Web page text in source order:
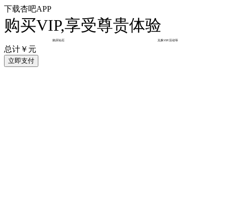
下载杏吧APP
购买VIP,享受尊贵体验
购买钻石 兑换VIP/活动等
总计￥ 元
立即支付